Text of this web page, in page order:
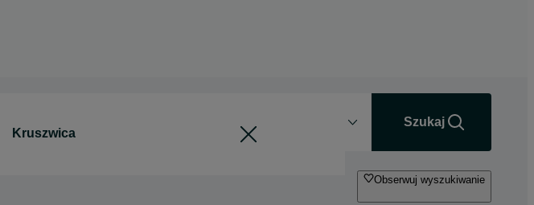
Szukaj
Obserwuj wyszukiwanie